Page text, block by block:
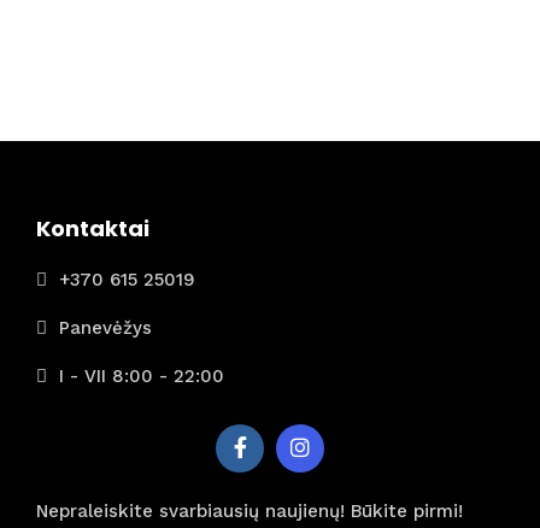
Kontaktai
+370 615 25019
Panevėžys
I - VII 8:00 - 22:00
Nepraleiskite svarbiausių naujienų! Būkite pirmi!